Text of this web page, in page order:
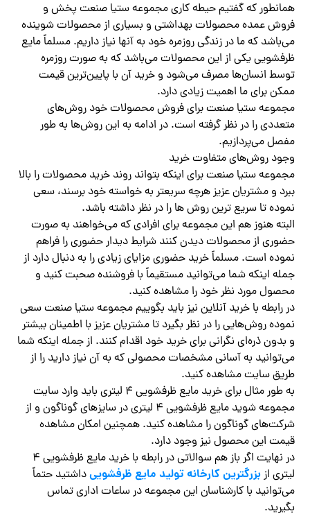
همانطور که گفتیم حیطه کاری مجموعه ستیا صنعت پخش و
فروش عمده محصولات بهداشتی و بسیاری از محصولات شوینده
می‌باشد که ما در زندگی روزمره خود به آنها نیاز داریم‌. مسلماً مایع
ظرفشویی یکی از این محصولات می‌باشد که به صورت روزمره
توسط انسان‌ها مصرف می‌شود و خرید آن با پایین‌ترین قیمت
ممکن برای ما اهمیت زیادی دارد.
مجموعه ستیا صنعت برای فروش محصولات خود روش‌های
متعددی را در نظر گرفته است. در ادامه به این روش‌ها به طور
مفصل می‌پردازیم.
وجود روش‌های متفاوت خرید
مجموعه ستیا صنعت برای اینکه بتواند روند خرید محصولات را بالا
ببرد و مشتریان عزیز هرچه سریعتر به خواسته خود برسند، سعی
نموده تا سریع ‌ترین روش ‌ها را در نظر داشته باشد.
البته هنوز هم این مجموعه برای افرادی که می‌خواهند به صورت
حضوری از محصولات دیدن کنند شرایط دیدار حضوری را فراهم
نموده است. مسلماً خرید حضوری مزایای زیادی را به دنبال دارد از
جمله اینکه شما می‌توانید مستقیماً با فروشنده صحبت کنید و
محصول مورد نظر خود را مشاهده کنید.
در رابطه با خرید آنلاین نیز باید بگوییم مجموعه ستیا صنعت سعی
نموده روش‌هایی را در نظر بگیرد تا مشتریان عزیز با اطمینان بیشتر
و بدون ذره‌ای نگرانی برای خرید خود اقدام کنند. از جمله اینکه شما
می‌توانید به آسانی مشخصات محصولی که به آن نیاز دارید را از
طریق سایت مشاهده کنید.
به طور مثال برای خرید مایع ظرفشویی ۴ لیتری باید وارد سایت
مجموعه شوید مایع ظرفشویی ۴ لیتری در سایزهای گوناگون و از
شرکت‌های گوناگون را مشاهده کنید. همچنین امکان مشاهده
قیمت این محصول نیز وجود دارد.
در نهایت اگر باز هم سوالاتی در رابطه با خرید مایع ظرفشویی ۴
لیتری ازبزرگترین کارخانه تولید مایع ظرفشوییداشتید حتماً
می‌توانید با کارشناسان این مجموعه در ساعات اداری تماس
بگیرید.